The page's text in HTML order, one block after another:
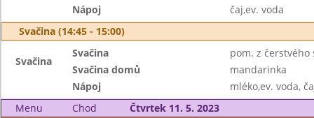
Nápoj
čaj,ev. voda
Svačina (14:45 - 15:00)
Svačina
Svačina
pom. z čerstvého
Svačina domů
mandarinka
Nápoj
mléko,ev. voda,
Menu
Chod
Čtvrtek 11. 5. 2023